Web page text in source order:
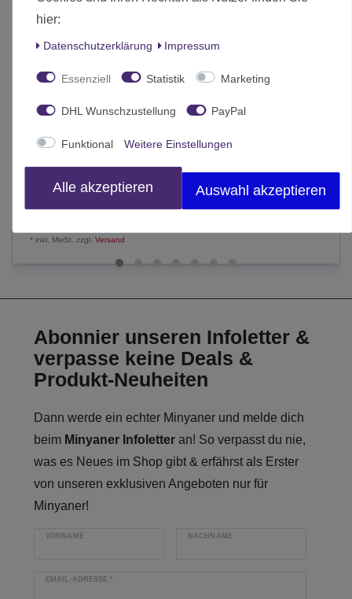
Der Eine Ring Moria Durch die Türen von Durin (Deutsch)
49,95 € *
*inkl. MwSt. zzgl.Versand
Abonnier unseren Infoletter &
verpasse keine Deals &
Produkt-Neuheiten
Dann werde ein echter Minyaner und melde dich
beim Minyaner Infoletter an! So verpasst du nie,
was es Neues im Shop gibt & erfährst als Erster
von unseren exklusiven Angeboten nur für
Minyaner!
VORNAME NACHNAME
EMAIL-ADRESSE*
hier:
Daten­schutz­erklärung Impressum
Essenziell Statistik Marketing
DHL Wunschzustellung PayPal
Funktional Weitere Einstellungen
Alle akzeptieren Auswahl akzeptieren